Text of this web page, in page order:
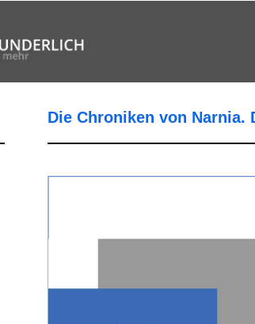
Die Chroniken von Narnia.